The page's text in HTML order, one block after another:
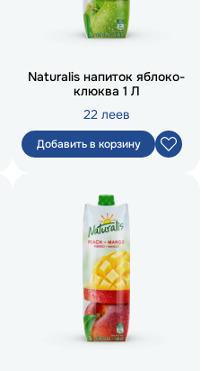
Naturalis напиток яблоко-
клюква 1 Л
22 леев
Добавить в корзину